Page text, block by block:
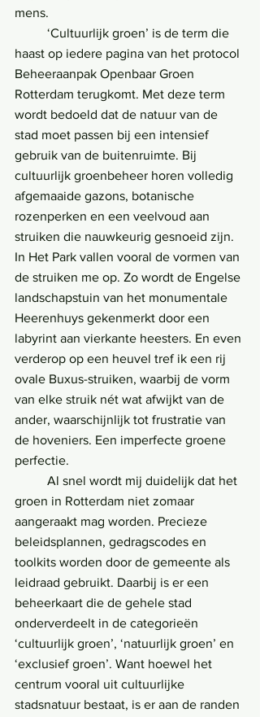
mens.
haast op iedere pagina van het protocol
Beheeraanpak Openbaar Groen
Rotterdam terugkomt. Met deze term
wordt bedoeld dat de natuur van de
stad moet passen bij een intensief
gebruik van de buitenruimte. Bij
cultuurlijk groenbeheer horen volledig
afgemaaide gazons, botanische
rozenperken en een veelvoud aan
struiken die nauwkeurig gesnoeid zijn.
In Het Park vallen vooral de vormen van
de struiken me op. Zo wordt de Engelse
landschapstuin van het monumentale
Heerenhuys gekenmerkt door een
labyrint aan vierkante heesters. En even
verderop op een heuvel tref ik een rij
ovale Buxus-struiken, waarbij de vorm
van elke struik nét wat afwijkt van de
ander, waarschijnlijk tot frustratie van
de hoveniers. Een imperfecte groene
perfectie.
groen in Rotterdam niet zomaar
aangeraakt mag worden. Precieze
beleidsplannen, gedragscodes en
toolkits worden door de gemeente als
leidraad gebruikt. Daarbij is er een
beheerkaart die de gehele stad
onderverdeelt in de categorieën
‘cultuurlijk groen’, ‘natuurlijk groen’ en
‘exclusief groen’. Want hoewel het
centrum vooral uit cultuurlijke
stadsnatuur bestaat, is er aan de randen